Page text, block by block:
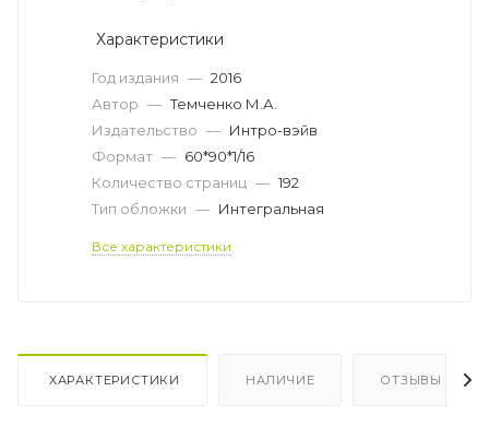
Характеристики
Год издания — 2016
Автор — Темченко М.А.
Издательство — Интро-вэйв
Формат — 60*90*1/16
Количество страниц — 192
Тип обложки — Интегральная
Все характеристики
ХАРАКТЕРИСТИКИ НАЛИЧИЕ ОТЗЫВЫ